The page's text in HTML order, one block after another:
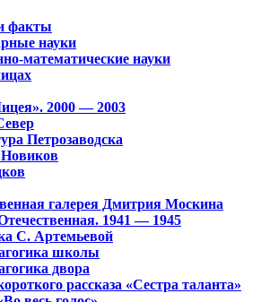
факты
науки
математические науки
2000 — 2003
Петрозаводска
галерея Дмитрия Москина
1941 — 1945
С. Артемьевой
школы
двора
рассказа «Сестра таланта»